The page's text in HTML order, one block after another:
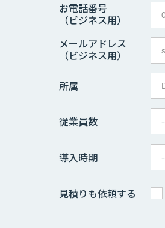
お電話番号
（ビジネス用）
メールアドレス
（ビジネス用）
所属
従業員数
導入時期
見積りも依頼する